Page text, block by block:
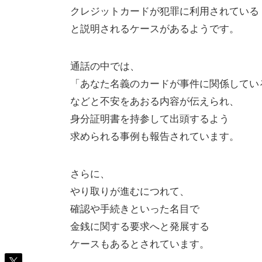
クレジットカードが犯罪に利用されている
と説明されるケースがあるようです。
通話の中では、
「あなた名義のカードが事件に関係して
などと不安をあおる内容が伝えられ、
身分証明書を持参して出頭するよう
求められる事例も報告されています。
さらに、
やり取りが進むにつれて、
確認や手続きといった名目で
金銭に関する要求へと発展する
ケースもあるとされています。